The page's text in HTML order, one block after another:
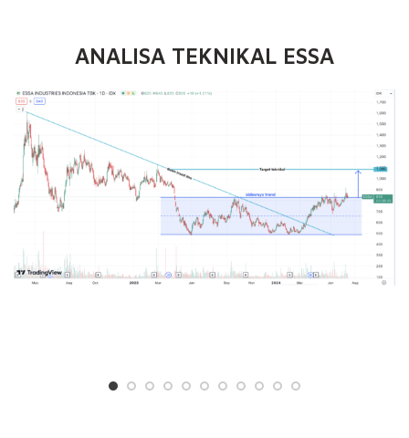
ANALISA TEKNIKAL ESSA